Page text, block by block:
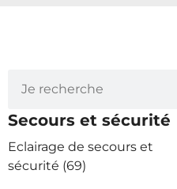
Secours et sécurité
Eclairage de secours et
sécurité (69)